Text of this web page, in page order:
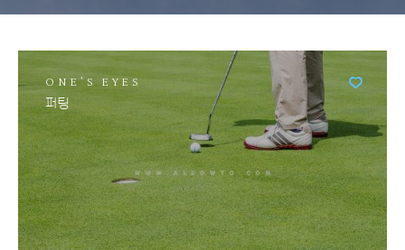
ONE'S EYES
퍼팅